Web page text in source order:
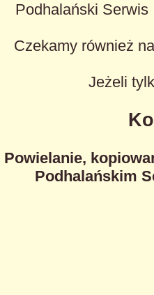
Podhalański Serwis
Czekamy również
Jeżeli
Powielanie,
Podhalańskim